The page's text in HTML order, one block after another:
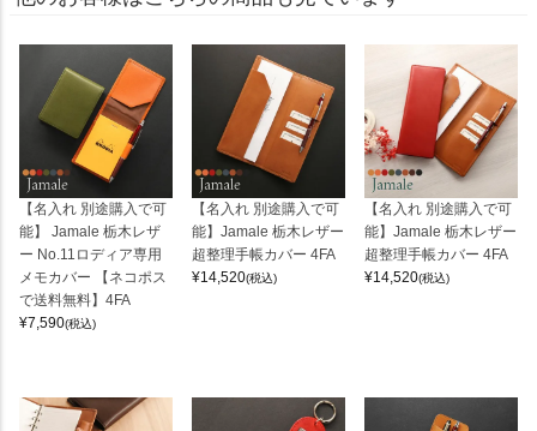
【名入れ 別途購入で可
能】 Jamale 栃木レザ
ー No.11ロディア専用
メモカバー 【ネコポス
で送料無料】4FA
¥7,590(税込)
【名入れ 別途購入で可
能】Jamale 栃木レザー
超整理手帳カバー 4FA
¥14,520(税込)
【名入れ 別途購入で可
能】Jamale 栃木レザー
超整理手帳カバー 4FA
¥14,520(税込)